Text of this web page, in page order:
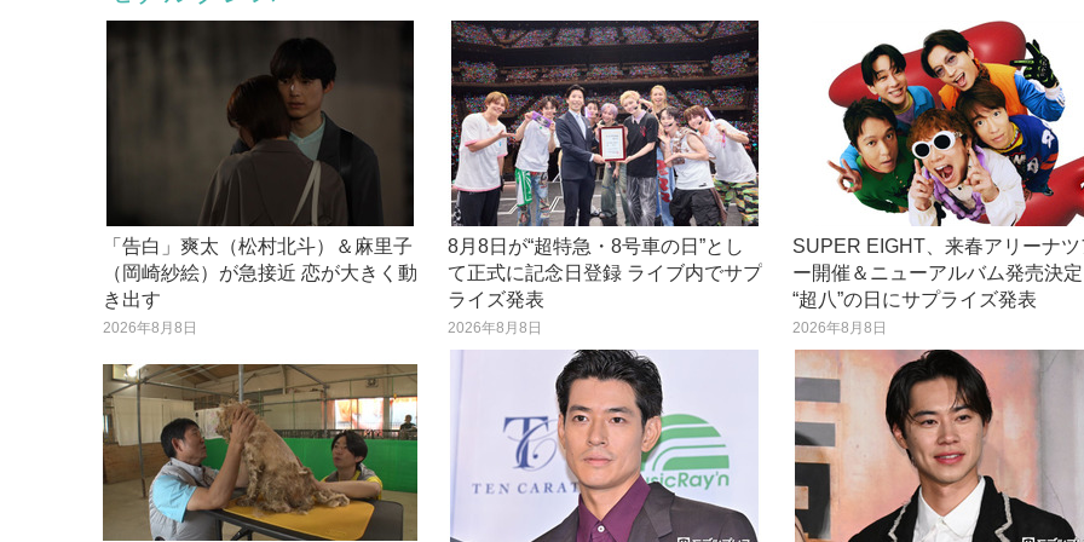
「告白」爽太（松村北斗）＆麻里子
（岡崎紗絵）が急接近 恋が大きく動
き出す
2026年8月8日
8月8日が“超特急・8号車の日”とし
て正式に記念日登録 ライブ内でサプ
ライズ発表
2026年8月8日
SUPER EIGHT、来春アリーナ
ー開催＆ニューアルバム発売決定
“超八”の日にサプライズ発表
2026年8月8日